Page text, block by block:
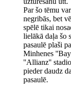
Par šo tēmu
negribās, bet
spēlē tikai
lielākā daļa šo
pasaulē plaši
Minhenes
''Allianz''
pieder daudz
pasaulē.